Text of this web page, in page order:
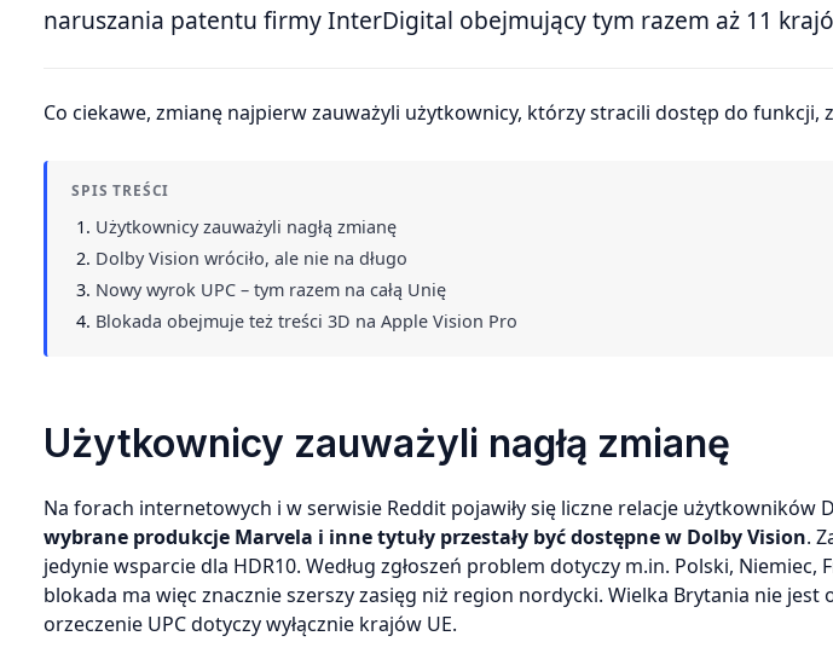
naruszania patentu firmy InterDigital obejmujący tym razem aż 11
Co ciekawe, zmianę najpierw zauważyli użytkownicy, którzy stracili dostęp do funkcji,
SPIS TREŚCI
Użytkownicy zauważyli nagłą zmianę
Dolby Vision wróciło, ale nie na długo
Nowy wyrok UPC – tym razem na całą Unię
Blokada obejmuje też treści 3D na Apple Vision Pro
Użytkownicy zauważyli nagłą zmianę
Na forach internetowych i w serwisie Reddit pojawiły się liczne relacje użytkowników
wybrane produkcje Marvela i inne tytuły przestały być dostępne w Dolby Vision.
jedynie wsparcie dla HDR10. Według zgłoszeń problem dotyczy m.in. Polski, Niemiec,
blokada ma więc znacznie szerszy zasięg niż region nordycki. Wielka Brytania nie
orzeczenie UPC dotyczy wyłącznie krajów UE.